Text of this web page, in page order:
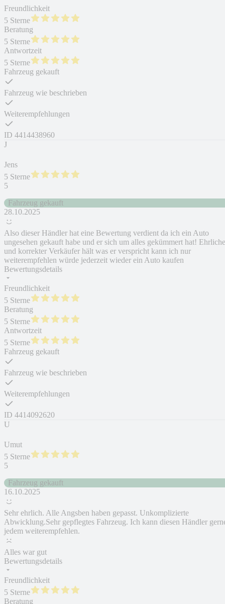
Freundlichkeit
5 Sterne
Beratung
5 Sterne
Antwortzeit
5 Sterne
Fahrzeug gekauft
Fahrzeug wie beschrieben
Weiterempfehlungen
ID 4414438960
J
Jens
5 Sterne
5
Fahrzeug gekauft
28.10.2025
Also dieser Händler hat eine Bewertung verdient da ich ein Auto
ungesehen gekauft habe und er sich um alles gekümmert hat!
und korrekter Verkäufer hält was er verspricht kann ich nur
weiterempfehlen würde jederzeit wieder ein Auto kaufen
Bewertungsdetails
Freundlichkeit
5 Sterne
Beratung
5 Sterne
Antwortzeit
5 Sterne
Fahrzeug gekauft
Fahrzeug wie beschrieben
Weiterempfehlungen
ID 4414092620
U
Umut
5 Sterne
5
Fahrzeug gekauft
16.10.2025
Sehr ehrlich. Alle Angsben haben gepasst. Unkomplizierte
Abwicklung.Sehr gepflegtes Fahrzeug. Ich kann diesen Händler
jedem weiterempfehlen.
Alles war gut
Bewertungsdetails
Freundlichkeit
5 Sterne
Beratung